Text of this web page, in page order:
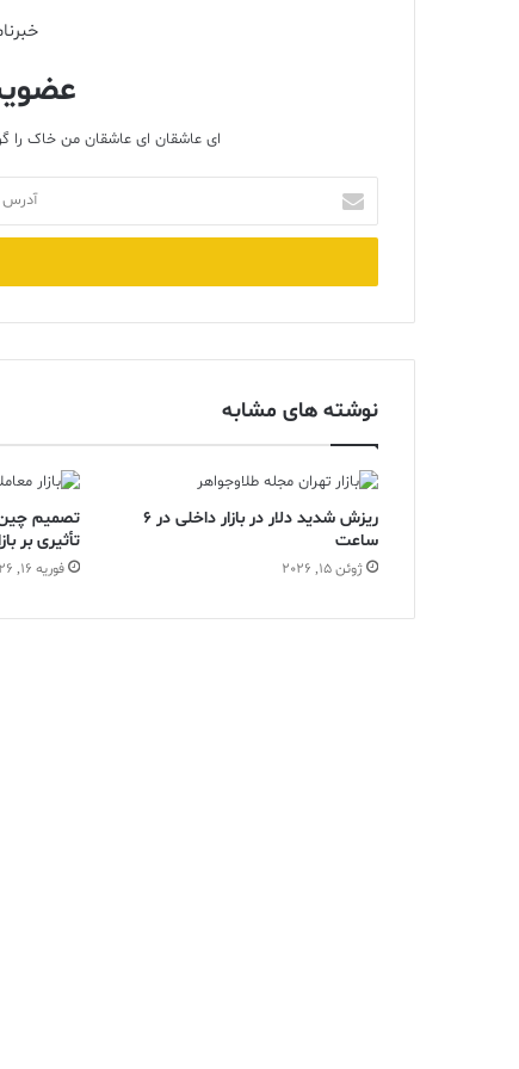
ای عاشقان ای عاشقان من خاک را
ایمیل
خود
وارد
نوشته های مشابه
ریزش شدید دلار در بازار داخلی در 6
ساعت
ژوئن 15, 2026
تصمیم چین
تأثیری بر
فوریه 16, 2026